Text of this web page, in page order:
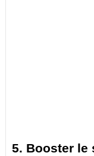
5. Booster le